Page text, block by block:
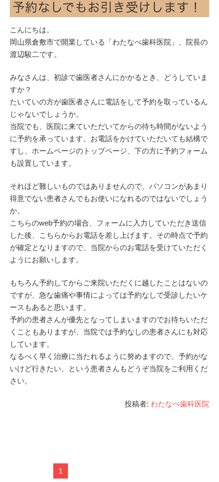
予約なしでもお引き受けします！
こんにちは。
岡山県倉敷市で開業している「わたなべ歯科医院」、院長の
渡辺駿二です。
みなさんは、初診で歯医者さんにかかるとき、どうしていま
すか？
たいていの方が歯医者さんに電話をして予約を取っているん
じゃないでしょうか。
当院でも、医院に来ていただいてからの待ち時間がないよう
に予約を承っています。お電話をかけていただいても結構で
すし、ホームページのトップページ、下の方に予約フォーム
も設置しています。
それほど難しいものではありませんので、パソコンがあまり
得意でない患者さんでもお使いになれるのではないでしょう
か。
こちらのweb予約の場合、フォームに入力していただき送信
した後、こちらからお電話を差し上げます。その時点で予約
が確定となりますので、当院からのお電話を受けていただく
ようにお願いします。
もちろん予約してからご来院いただくに越したことはないの
ですが、急な歯痛や事情によっては予約なしで受診したいケ
ースもあると思います。
予約の患者さんが優先となってしまいますのでお待ちいただ
くこともありますが、当院では予約なしの患者さんにも対応
しています。
なるべく早く治療に当たれるように努めますので、予約がな
いけど行きたい、という患者さんもどうぞ当院をご利用くだ
さい。
投稿者: わたなべ歯科医院
1